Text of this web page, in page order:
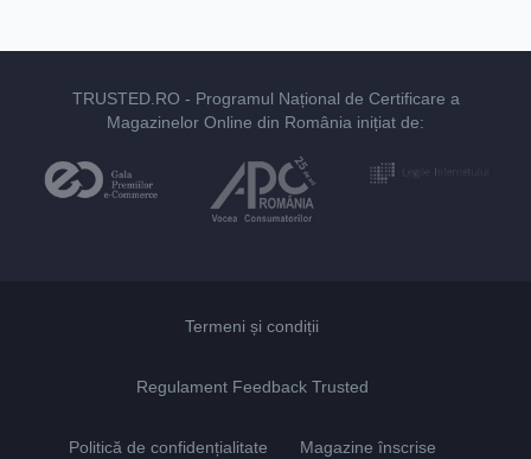
TRUSTED.RO - Programul Național de Certificare a
Magazinelor Online din România inițiat de:
Termeni și condiții
Regulament Feedback Trusted
Politică de confidențialitate Magazine înscrise